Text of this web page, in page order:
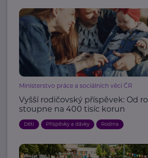
Ministerstvo práce a sociálních věcí ČR
Vyšší rodičovský příspěvek: Od
stoupne na 400 tisíc korun
Děti Příspěvky a dávky Rodina